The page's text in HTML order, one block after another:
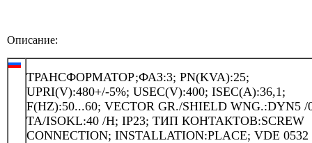
Описание:
ТРАНСФОРМАТОР;ФАЗ:3; PN(KVA):25;
UPRI(V):480+/-5%; USEC(V):400; ISEC(A):36,1;
F(HZ):50...60; VECTOR GR./SHIELD WNG.:DYN5 /
TA/ISOKL:40 /H; IP23; ТИП КОНТАКТОВ:SCREW
CONNECTION; INSTALLATION:PLACE; VDE 0532